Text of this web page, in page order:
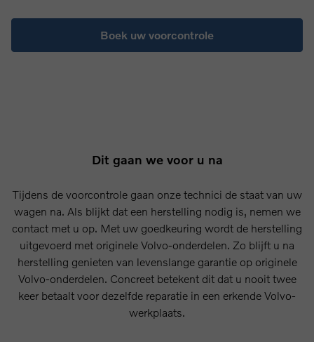
Boek uw voorcontrole
Dit gaan we voor u na
Tijdens de voorcontrole gaan onze technici de staat van uw
wagen na. Als blijkt dat een herstelling nodig is, nemen we
contact met u op. Met uw goedkeuring wordt de herstelling
uitgevoerd met originele Volvo-onderdelen. Zo blijft u na
herstelling genieten van levenslange garantie op originele
Volvo-onderdelen. Concreet betekent dit dat u nooit twee
keer betaalt voor dezelfde reparatie in een erkende Volvo-
werkplaats.